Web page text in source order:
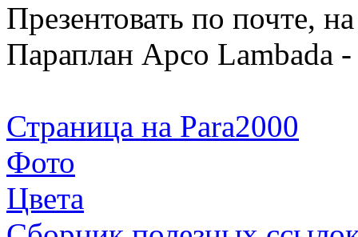
Презентовать по почте,
Параплан Apco
Страница на Para2000
Фото
Цвета